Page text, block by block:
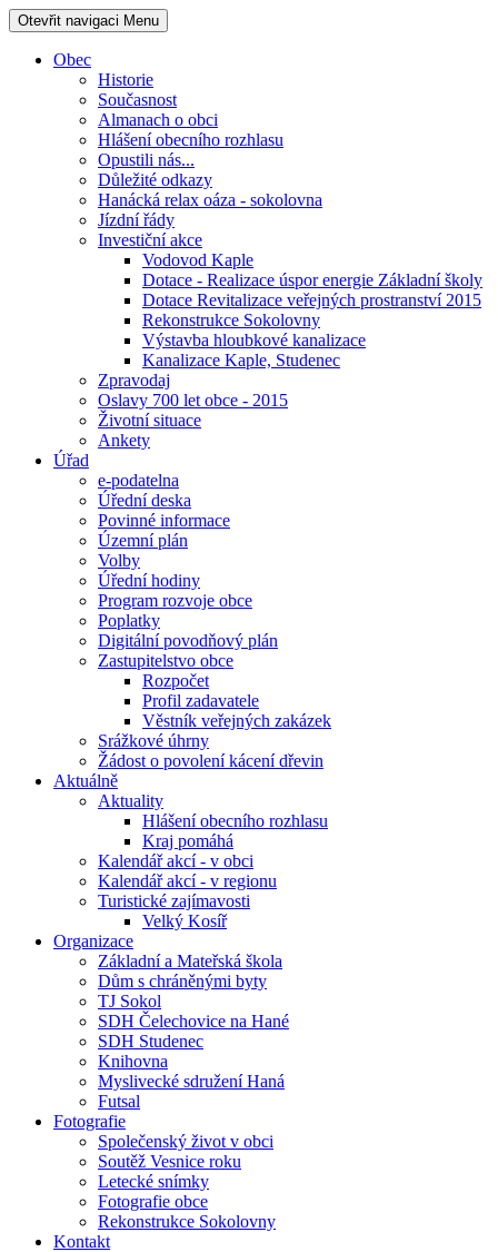
Otevřit navigaci Menu
Obec
Historie
Současnost
Almanach o obci
Hlášení obecního rozhlasu
Opustili nás...
Důležité odkazy
Hanácká relax oáza - sokolovna
Jízdní řády
Investiční akce
Vodovod Kaple
Dotace - Realizace úspor energie Základní školy
Dotace Revitalizace veřejných prostranství 2015
Rekonstrukce Sokolovny
Výstavba hloubkové kanalizace
Kanalizace Kaple, Studenec
Zpravodaj
Oslavy 700 let obce - 2015
Životní situace
Ankety
Úřad
e-podatelna
Úřední deska
Povinné informace
Územní plán
Volby
Úřední hodiny
Program rozvoje obce
Poplatky
Digitální povodňový plán
Zastupitelstvo obce
Rozpočet
Profil zadavatele
Věstník veřejných zakázek
Srážkové úhrny
Žádost o povolení kácení dřevin
Aktuálně
Aktuality
Hlášení obecního rozhlasu
Kraj pomáhá
Kalendář akcí - v obci
Kalendář akcí - v regionu
Turistické zajímavosti
Velký Kosíř
Organizace
Základní a Mateřská škola
Dům s chráněnými byty
TJ Sokol
SDH Čelechovice na Hané
SDH Studenec
Knihovna
Myslivecké sdružení Haná
Futsal
Fotografie
Společenský život v obci
Soutěž Vesnice roku
Letecké snímky
Fotografie obce
Rekonstrukce Sokolovny
Kontakt